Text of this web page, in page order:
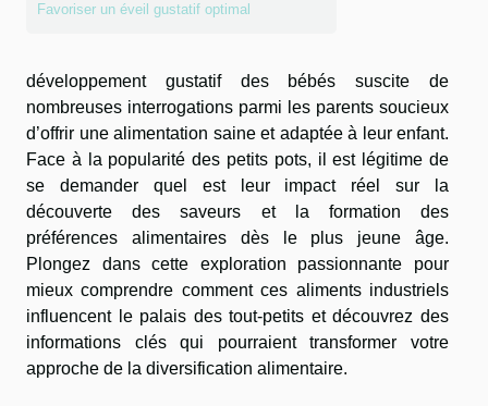
Favoriser un éveil gustatif optimal
développement gustatif des bébés suscite de
nombreuses interrogations parmi les parents soucieux
d’offrir une alimentation saine et adaptée à leur enfant.
Face à la popularité des petits pots, il est légitime de
se demander quel est leur impact réel sur la
découverte des saveurs et la formation des
préférences alimentaires dès le plus jeune âge.
Plongez dans cette exploration passionnante pour
mieux comprendre comment ces aliments industriels
influencent le palais des tout-petits et découvrez des
informations clés qui pourraient transformer votre
approche de la diversification alimentaire.